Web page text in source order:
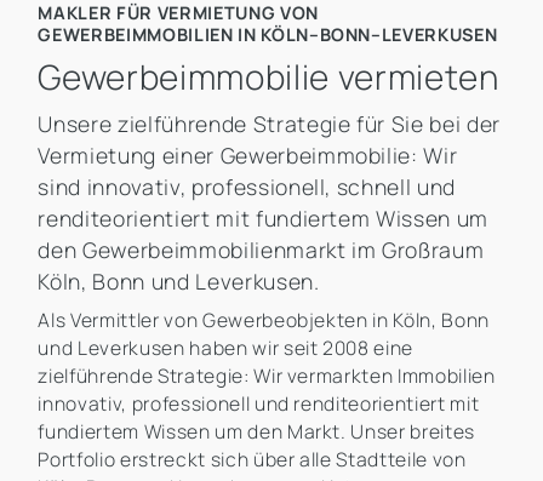
MAKLER FÜR VERMIETUNG VON
GEWERBEIMMOBILIEN IN KÖLN–BONN–LEVERKUSEN
Gewerbeimmobilie vermieten
Unsere zielführende Strategie für Sie bei der
Vermietung einer Gewerbeimmobilie: Wir
sind innovativ, professionell, schnell und
renditeorientiert mit fundiertem Wissen um
den Gewerbeimmobilienmarkt im Großraum
Köln, Bonn und Leverkusen.
Als Vermittler von Gewerbeobjekten in Köln, Bonn
und Leverkusen haben wir seit 2008 eine
zielführende Strategie: Wir vermarkten Immobilien
innovativ, professionell und renditeorientiert mit
fundiertem Wissen um den Markt. Unser breites
Portfolio erstreckt sich über alle Stadtteile von